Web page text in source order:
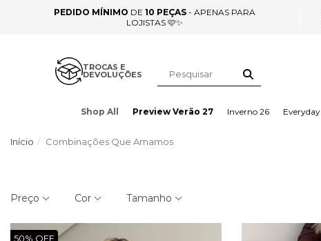
PEDIDO MÍNIMO DE 10 PEÇAS - APENAS PARA
LOJISTAS 🩷✨
TROCAS E
DEVOLUÇÕES
Shop All Preview Verão 27 Inverno 26 Everyday
Início Combinações Que Amamos
Preço Cor Tamanho
50% OFF